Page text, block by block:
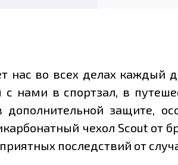
нас во всех делах каждый
нами в спортзал, в
защите,
чехол Scout от
последствий от